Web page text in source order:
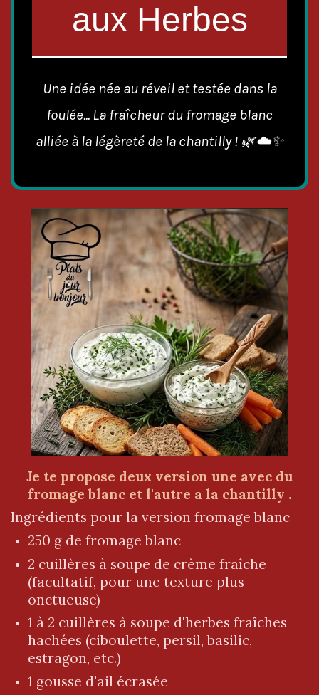
aux Herbes
Une idée née au réveil et testée dans la
foulée... La fraîcheur du fromage blanc
alliée à la légèreté de la chantilly ! 🌿☁️✨
Je te propose deux version une avec du
fromage blanc et l'autre a la chantilly .
Ingrédients pour la version fromage blanc
250 g de fromage blanc
2 cuillères à soupe de crème fraîche
(facultatif, pour une texture plus
onctueuse)
1 à 2 cuillères à soupe d'herbes fraîches
hachées (ciboulette, persil, basilic,
estragon, etc.)
1 gousse d'ail écrasée